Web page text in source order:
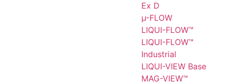
Ex D
µ-FLOW
LIQUI-FLOW™
LIQUI-FLOW™
Industrial
LIQUI-VIEW Base
MAG-VIEW™